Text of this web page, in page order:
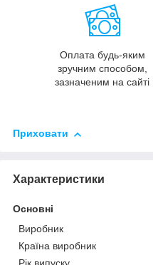
Оплата будь-яким
зручним способом,
зазначеним на сайті
Приховати
Характеристики
Основні
Виробник
Країна виробник